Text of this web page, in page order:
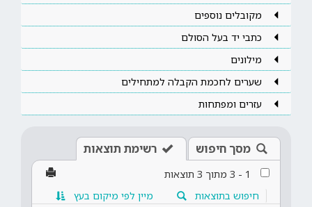
מקובלים נוספים
כתבי יד בעל הסולם
מילונים
שערים לחכמת הקבלה למתחילים
עזרים ומפתחות
מסך חיפוש רשימת תוצאות
1
-
3 מתוך 3 תוצאות
חיפוש בתוצאות
מיין לפי מיקום בעץ